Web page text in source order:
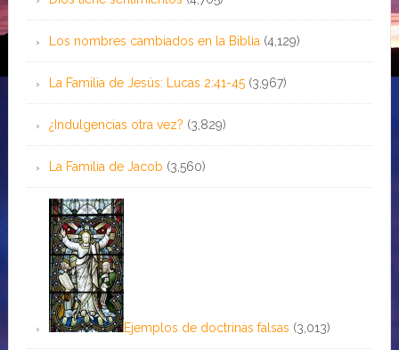
Los nombres cambiados en la Biblia (4,129)
La Familia de Jesús: Lucas 2:41-45 (3,967)
¿Indulgencias otra vez? (3,829)
La Familia de Jacob (3,560)
Ejemplos de doctrinas falsas (3,013)